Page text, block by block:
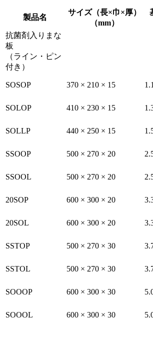
製品名
サイズ（長×巾×厚）
（mm）
抗菌剤入りまな
板
（ライン・ピン
付き）
SOSOP 370 × 210 × 15 1.1
SOLOP 410 × 230 × 15
SOLLP 440 × 250 × 15
SSOOP 500 × 270 × 20
SSOOL 500 × 270 × 20
20SOP 600 × 300 × 20
20SOL 600 × 300 × 20
SSTOP 500 × 270 × 30
SSTOL 500 × 270 × 30
SOOOP 600 × 300 × 30
SOOOL 600 × 300 × 30